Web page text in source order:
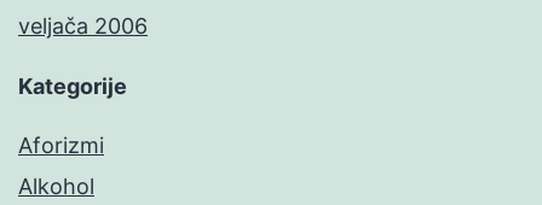
veljača 2006
Kategorije
Aforizmi
Alkohol